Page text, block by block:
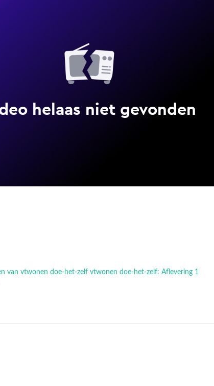
van vtwonen doe-het-zelf vtwonen doe-het-zelf: Aflevering 1